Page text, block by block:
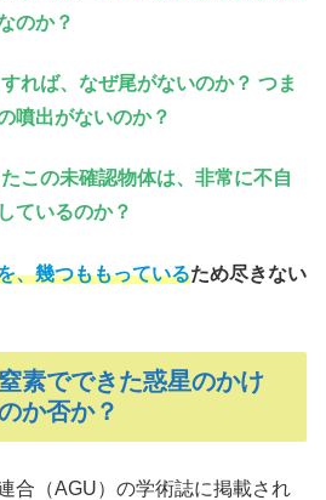
のか？
れば、なぜ尾がないのか？ つま
噴出がないのか？
この未確認物体は、非常に不自
ているのか？
、幾つももっているため尽きない
素でできた惑星のかけ
か否か？
合（AGU）の学術誌に掲載され